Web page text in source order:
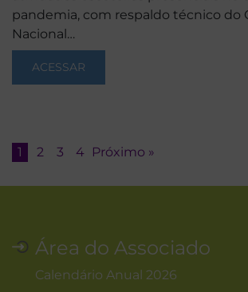
pandemia, com respaldo técnico do
Nacional…
ACESSAR
1 2 3 4 Próximo »
Área do Associado
Calendário Anual 2026